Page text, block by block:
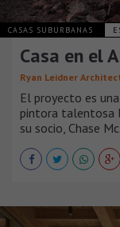
CASAS SUBURBANAS
Casa en el
Ryan Leidner
El proyecto es
pintora talentosa
su socio, Chase